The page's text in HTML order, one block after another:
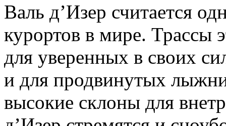
Валь д’Изер считается
курортов в мире. Трассы
для уверенных в своих
и для продвинутых
высокие склоны для